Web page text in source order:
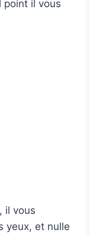
point il vous
il vous
yeux, et nulle